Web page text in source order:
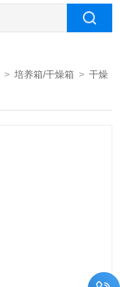
>培养箱/干燥箱 >干燥